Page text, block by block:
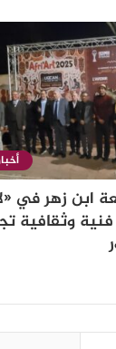
ابن زهر في
فنية وثقافية